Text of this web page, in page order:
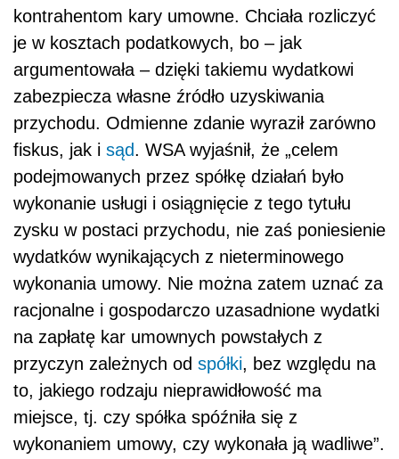
kontrahentom kary umowne. Chciała rozliczyć
je w kosztach podatkowych, bo – jak
argumentowała – dzięki takiemu wydatkowi
zabezpiecza własne źródło uzyskiwania
przychodu. Odmienne zdanie wyraził zarówno
fiskus, jak i sąd. WSA wyjaśnił, że „celem
podejmowanych przez spółkę działań było
wykonanie usługi i osiągnięcie z tego tytułu
zysku w postaci przychodu, nie zaś poniesienie
wydatków wynikających z nieterminowego
wykonania umowy. Nie można zatem uznać za
racjonalne i gospodarczo uzasadnione wydatki
na zapłatę kar umownych powstałych z
przyczyn zależnych od spółki, bez względu na
to, jakiego rodzaju nieprawidłowość ma
miejsce, tj. czy spółka spóźniła się z
wykonaniem umowy, czy wykonała ją wadliwe”.